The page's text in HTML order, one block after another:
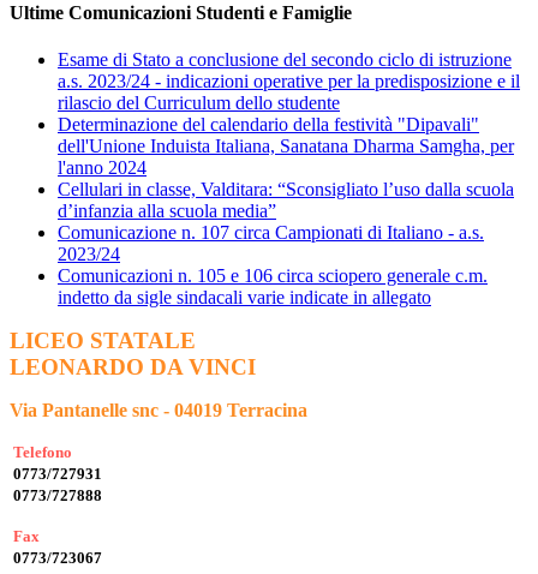
Ultime Comunicazioni Studenti e Famiglie
Esame di Stato a conclusione del secondo ciclo di istruzione
a.s. 2023/24 - indicazioni operative per la predisposizione e il
rilascio del Curriculum dello studente
Determinazione del calendario della festività "Dipavali"
dell'Unione Induista Italiana, Sanatana Dharma Samgha, per
l'anno 2024
Cellulari in classe, Valditara: “Sconsigliato l’uso dalla scuola
d’infanzia alla scuola media”
Comunicazione n. 107 circa Campionati di Italiano - a.s.
2023/24
Comunicazioni n. 105 e 106 circa sciopero generale c.m.
indetto da sigle sindacali varie indicate in allegato
LICEO STATALE
LEONARDO DA VINCI
Via Pantanelle snc - 04019 Terracina
Telefono
0773/727931
0773/727888
Fax
0773/723067